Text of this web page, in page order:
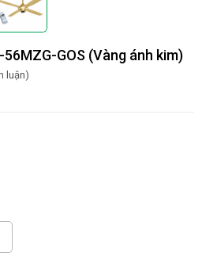
GOS (Vàng ánh kim)
luận)